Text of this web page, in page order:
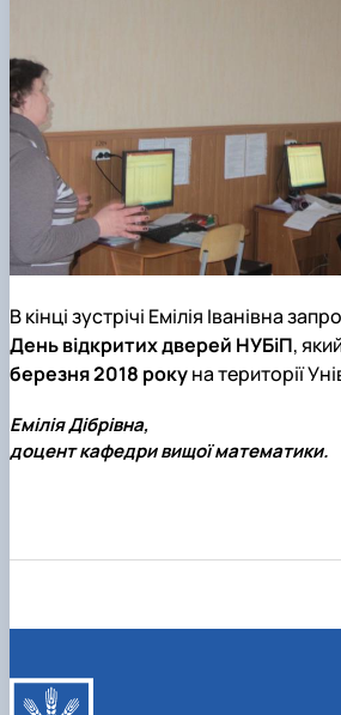
В кінці зустрічі Емілія Іванівна
День відкритих дверей НУБіП,
березня 2018 рокуна території
Емілія Дібрівна,
доцент кафедри вищої математики.